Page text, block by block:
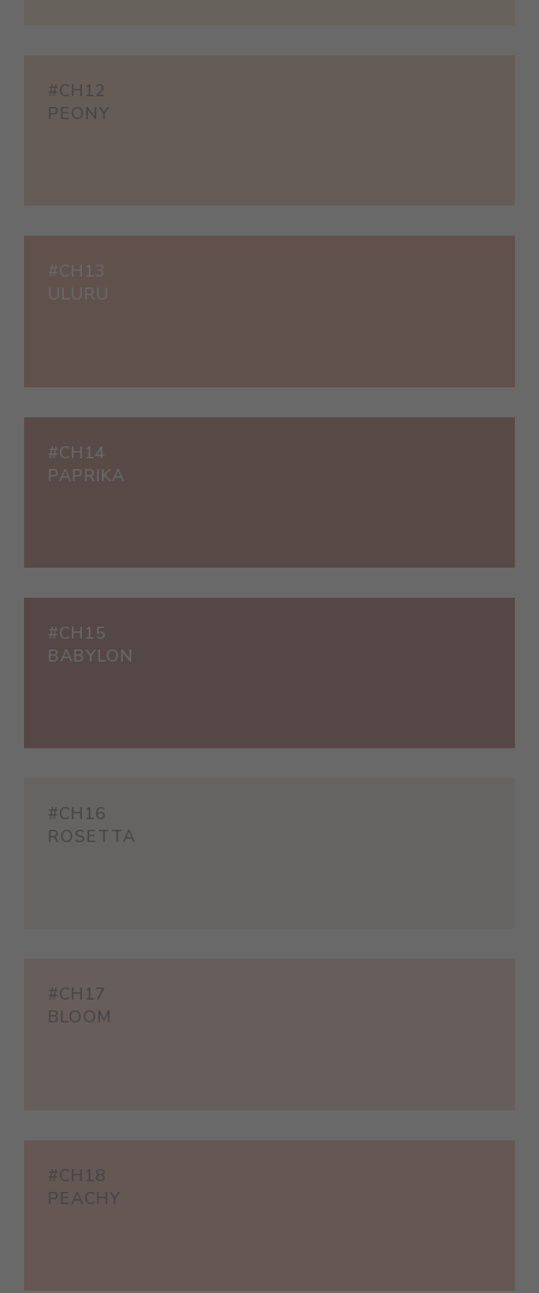
#CH12
PEONY
#CH13
ULURU
#CH14
PAPRIKA
#CH15
BABYLON
#CH16
ROSETTA
#CH17
BLOOM
#CH18
PEACHY